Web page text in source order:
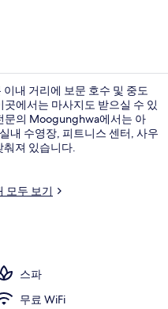
내 거리에 보문 호수 및 중도
에서는 마사지도 받으실 수 있
문의 Moogunghwa에서는 아
내 수영장, 피트니스 센터, 사우
춰져 있습니다.
모두 보기
스파
무료 WiFi